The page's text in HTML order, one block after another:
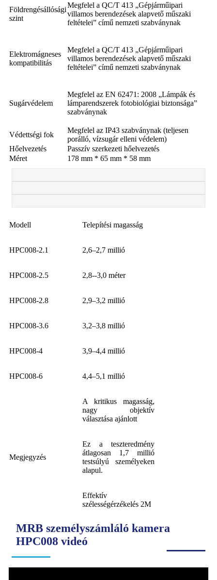
Földrengésállósági
szint
Megfelel a QC/T 413 „Gépjárműipari
villamos berendezések alapvető műszaki
feltételei” című nemzeti szabványnak
Elektromágneses
kompatibilitás
Megfelel a QC/T 413 „Gépjárműipari
villamos berendezések alapvető műszaki
feltételei” című nemzeti szabványnak
Sugárvédelem
Megfelel az EN 62471: 2008 „Lámpák és
lámparendszerek fotobiológiai biztonsága”
szabványnak
Védettségi fok
Megfelel az IP43 szabványnak (teljesen
porálló, vízsugár elleni védelem)
Hőelvezetés
Passzív szerkezeti hőelvezetés
Méret
178 mm * 65 mm * 58 mm
Modell Telepítési magasság
HPC008-2.1 2,6–2,7 millió
HPC008-2.5 2,8--3,0 méter
HPC008-2.8 2,9–3,2 millió
HPC008-3.6 3,2–3,8 millió
HPC008-4 3,9–4,4 millió
HPC008-6 4,4–5,1 millió
A kritikus magasság,
nagy objektív
választása ajánlott
Megjegyzés
Ez a teszteredmény
átlagosan 1,7 millió
testsúlyú személyeken
alapul.
Effektív
szélességérzékelés 2M
MRB személyszámláló kamera
HPC008 videó